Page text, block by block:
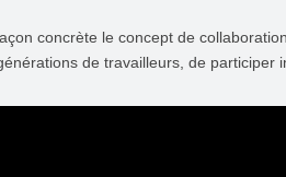
concrète le concept de
de travailleurs, de participer